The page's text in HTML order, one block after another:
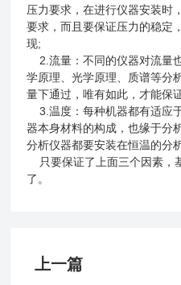
压力要求，在进行仪器安装时
要求，而且要保证压力的稳定
现;
2.流量：不同的仪器对流量
学原理、光学原理、质谱等分
量下通过，唯有如此，才能保
3.温度：每种机器都有适应
器本身材料的构成，也缘于分
分析仪器都要安装在恒温的分
只要保证了上面三个因素，
了。
上一篇